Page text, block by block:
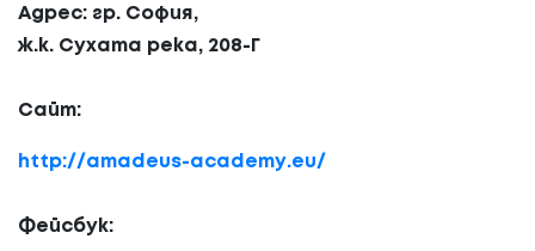
Адрес: гр. София,
ж.к. Сухата река, 208-Г
Сайт:
http://amadeus-academy.eu/
Фейсбук: